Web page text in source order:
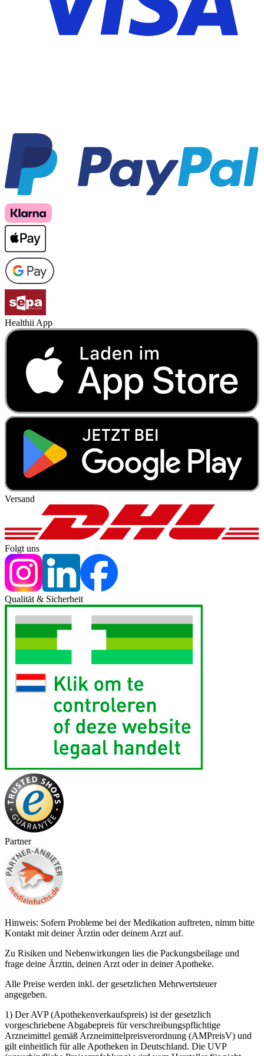
Healthii App
Versand
Folgt uns
Qualität & Sicherheit
Partner
Hinweis: Sofern Probleme bei der Medikation auftreten, nimm bitte
Kontakt mit deiner Ärztin oder deinem Arzt auf.
Zu Risiken und Nebenwirkungen lies die Packungsbeilage und
frage deine Ärztin, deinen Arzt oder in deiner Apotheke.
Alle Preise werden inkl. der gesetzlichen Mehrwertsteuer
angegeben.
1) Der AVP (Apothekenverkaufspreis) ist der gesetzlich
vorgeschriebene Abgabepreis für verschreibungspflichtige
Arzneimittel gemäß Arzneimittelpreisverordnung (AMPreisV) und
gilt einheitlich für alle Apotheken in Deutschland. Die UVP